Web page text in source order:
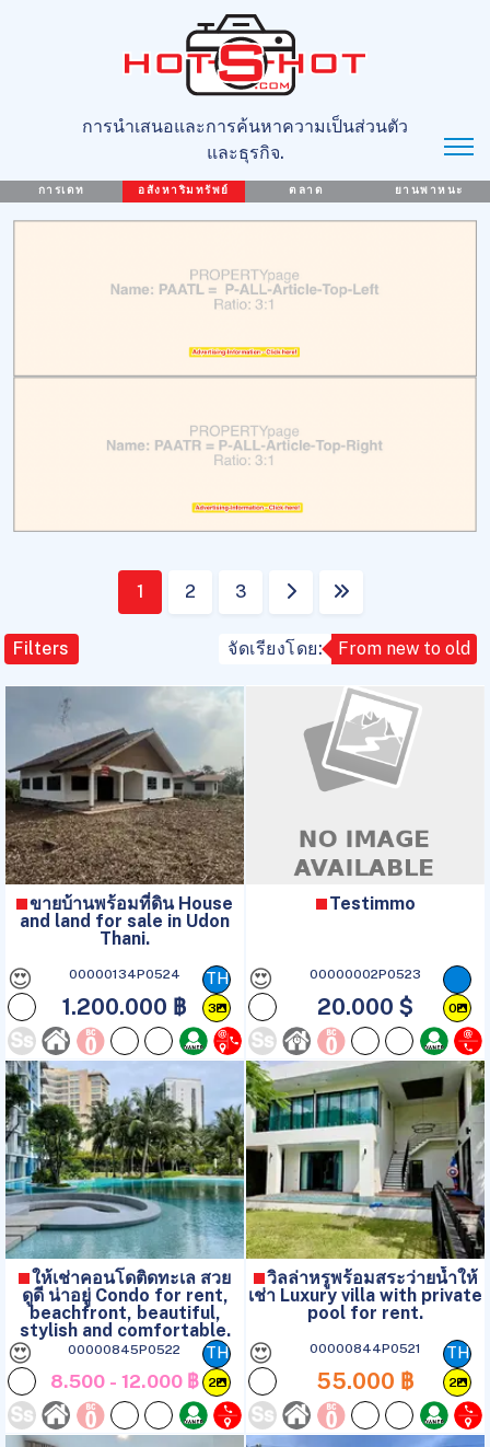
การนำเสนอและการค้นหาความเป็นส่วนตัว
และธุรกิจ.
การเดท อสังหาริมทรัพย์ ตลาด ยานพาหนะ
1 2 3
Filters จัดเรียงโดย: From new to old
ขายบ้านพร้อมที่ดิน House
and land for sale in Udon
Thani.
😍 00000134P0524
1.200.000 ฿
TH
3
Testimmo
😍 00000002P0523
20.000 $ 0
ให้เช่าคอนโดติดทะเล สวย
ดูดี น่าอยู่ Condo for rent,
beachfront, beautiful,
stylish and comfortable.
😍 00000845P0522
8.500 - 12.000 ฿
TH
2
วิลล่าหรูพร้อมสระว่ายน้ำให้
เช่า Luxury villa with private
pool for rent.
😍 00000844P0521
55.000 ฿
TH
2